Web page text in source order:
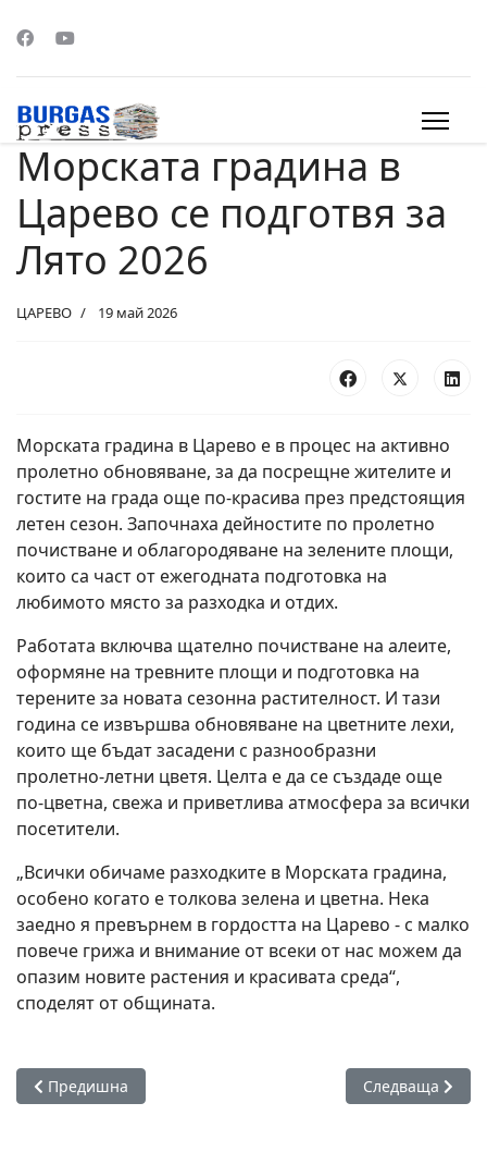
Морската градина в
Царево се подготвя за
Лято 2026
ЦАРЕВО 19 май 2026
Морската градина в Царево е в процес на активно
пролетно обновяване, за да посрещне жителите и
гостите на града още по‑красива през предстоящия
летен сезон. Започнаха дейностите по пролетно
почистване и облагородяване на зелените площи,
които са част от ежегодната подготовка на
любимото място за разходка и отдих.
Работата включва щателно почистване на алеите,
оформяне на тревните площи и подготовка на
терените за новата сезонна растителност. И тази
година се извършва обновяване на цветните лехи,
които ще бъдат засадени с разнообразни
пролетно‑летни цветя. Целта е да се създаде още
по‑цветна, свежа и приветлива атмосфера за всички
посетители.
„Всички обичаме разходките в Морската градина,
особено когато е толкова зелена и цветна. Нека
заедно я превърнем в гордостта на Царево - с малко
повече грижа и внимание от всеки от нас можем да
опазим новите растения и красивата среда“,
споделят от общината.
Предишна статия: За първи път „София Филм Фест“
Предишна Следваща
Следваща